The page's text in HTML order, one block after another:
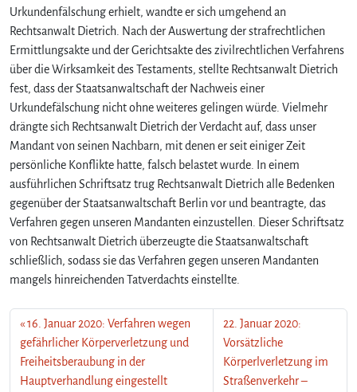
Urkundenfälschung erhielt, wandte er sich umgehend an
Rechtsanwalt Dietrich. Nach der Auswertung der strafrechtlichen
Ermittlungsakte und der Gerichtsakte des zivilrechtlichen Verfahrens
über die Wirksamkeit des Testaments, stellte Rechtsanwalt Dietrich
fest, dass der Staatsanwaltschaft der Nachweis einer
Urkundefälschung nicht ohne weiteres gelingen würde. Vielmehr
drängte sich Rechtsanwalt Dietrich der Verdacht auf, dass unser
Mandant von seinen Nachbarn, mit denen er seit einiger Zeit
persönliche Konflikte hatte, falsch belastet wurde. In einem
ausführlichen Schriftsatz trug Rechtsanwalt Dietrich alle Bedenken
gegenüber der Staatsanwaltschaft Berlin vor und beantragte, das
Verfahren gegen unseren Mandanten einzustellen. Dieser Schriftsatz
von Rechtsanwalt Dietrich überzeugte die Staatsanwaltschaft
schließlich, sodass sie das Verfahren gegen unseren Mandanten
mangels hinreichenden Tatverdachts einstellte.
16. Januar 2020: Verfahren wegen
gefährlicher Körperverletzung und
Freiheitsberaubung in der
Hauptverhandlung eingestellt
22. Januar 2020:
Vorsätzliche
Körperlverletzung im
Straßenverkehr –